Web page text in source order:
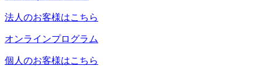
法人のお客様はこちら
オンラインプログラム
個人のお客様はこちら